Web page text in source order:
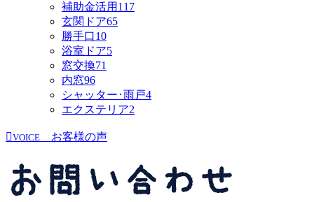
補助金活用 117
玄関ドア65
勝手口10
浴室ドア5
窓交換71
内窓96
シャッター･雨戸4
エクステリア2
VOICE お客様の声